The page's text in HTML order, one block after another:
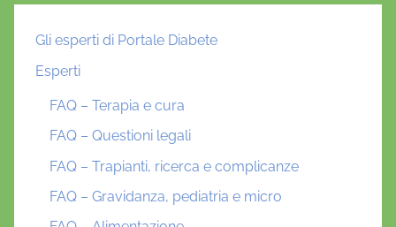
o
n
Gli esperti di Portale Diabete
Esperti
FAQ – Terapia e cura
FAQ – Questioni legali
FAQ – Trapianti, ricerca e complicanze
FAQ – Gravidanza, pediatria e micro